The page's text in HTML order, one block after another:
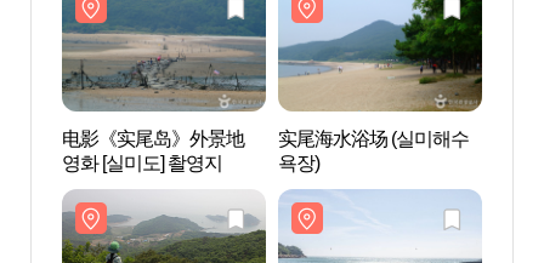
电影《实尾岛》外景地
영화 [실미도] 촬영지
实尾海水浴场 (실미해수
욕장)